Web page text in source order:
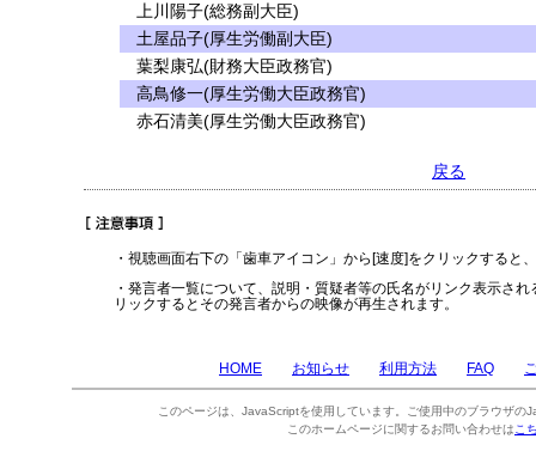
上川陽子(総務副大臣)
土屋品子(厚生労働副大臣)
葉梨康弘(財務大臣政務官)
高鳥修一(厚生労働大臣政務官)
赤石清美(厚生労働大臣政務官)
戻る
・視聴画面右下の「歯車アイコン」から[速度]をクリックすると
・発言者一覧について、説明・質疑者等の氏名がリンク表示さ
リックするとその発言者からの映像が再生されます。
HOME お知らせ 利用方法 FAQ
このページは、JavaScriptを使用しています。ご使用中のブラウザの
このホームページに関するお問い合わせは こ